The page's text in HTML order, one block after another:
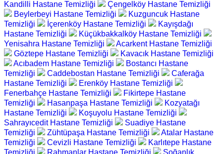
Kandilli Hastane Temizliği
Çengelköy Hastane Temizliği
Beylerbeyi Hastane Temizliği
Kuzguncuk Hastane
Temizliği
İçerenköy Hastane Temizliği
Kayışdağı
Hastane Temizliği
Küçükbakkalköy Hastane Temizliği
Yenisahra Hastane Temizliği
Acarkent Hastane Temizliği
Göztepe Hastane Temizliği
Kavacık Hastane Temizliği
Acıbadem Hastane Temizliği
Bostancı Hastane
Temizliği
Caddebostan Hastane Temizliği
Caferağa
Hastane Temizliği
Erenköy Hastane Temizliği
Fenerbahçe Hastane Temizliği
Fikirtepe Hastane
Temizliği
Hasanpaşa Hastane Temizliği
Kozyatağı
Hastane Temizliği
Koşuyolu Hastane Temizliği
Sahrayıcedit Hastane Temizliği
Suadiye Hastane
Temizliği
Zühtüpaşa Hastane Temizliği
Atalar Hastane
Temizliği
Cevizli Hastane Temizliği
Karlıtepe Hastane